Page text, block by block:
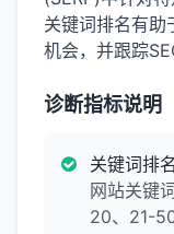
关键词排名有助
机会，并跟踪
诊断指标说明
关键词排
网站关键
20、21-